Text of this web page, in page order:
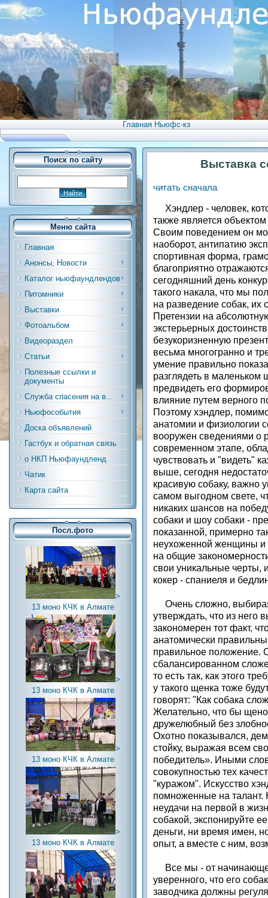
Главная Ньюфс-кз
Поиск по сайту
Меню сайта
Главная
Анонсы, Новости
Каталог ньюфаундлендов
Питомники
Выставки
Фотоальбом
Видеораздел
Статьи
Полезные ссылки и
документы
Служба спасения на в...
Ньюфособытия
Доска объявлений
Гастбук и обратная связь
о НКП Ньюфаундленд
Чатик
Карта сайта
Посл.фото
>
13 моно КЧК в Алмате
>
13 моно КЧК в Алмате
>
13 моно КЧК в Алмате
>
13 моно КЧК в Алмате
Выставка
читать сначала
Хэндлер - человек,
также является
Своим поведением он
наоборот, антипатию
спортивная форма,
благоприятно
сегодняшний день
такого накала, что мы
на разведение собак, их
Претензии на
экстерьерных
безукоризненную
весьма многогранно и
умение правильно
разглядеть в маленьком
предвидеть его
влияние путем верного
Поэтому хэндлер,
анатомии и физиологии
вооружен сведениями о
современном этапе,
чувствовать и "видеть"
выше, сегодня
красивую собаку, важно
самом выгодном свете,
никаких шансов на
собаки и шоу собаки -
показанной, примерно
неухоженной женщины и
на общие
свои уникальные черты,
кокер - спаниеля и
Очень сложно,
утверждать, что из него
закономерен тот факт,
анатомически
правильное положение.
сбалансированном
то есть так, как этого
у такого щенка тоже
говорят: "Как собака
Желательно, что бы
дружелюбный без
Охотно показывался,
стойку, выражая всем
победитель». Иными
совокупностью тех
"куражом". Искусство
помноженные на талант.
неудачи на первой в
собакой, экспонируйте
деньги, ни время имен,
опыт, а вместе с ним,
Все мы - от
уверенного, что его
заводчика должны